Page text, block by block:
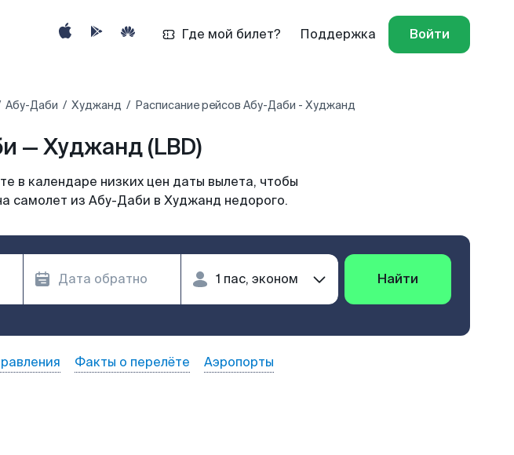
Где мой билет? Поддержка Войти
Абу-Даби Худжанд Расписание рейсов Абу-Даби - Худжанд
— Худжанд (LBD)
в календаре низких цен даты вылета, чтобы
самолет из Абу-Даби в Худжанд недорого.
Найти
Факты о перелёте Аэропорты